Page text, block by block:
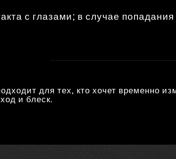
с глазами; в случае
для тех, кто хочет временно
и блеск.